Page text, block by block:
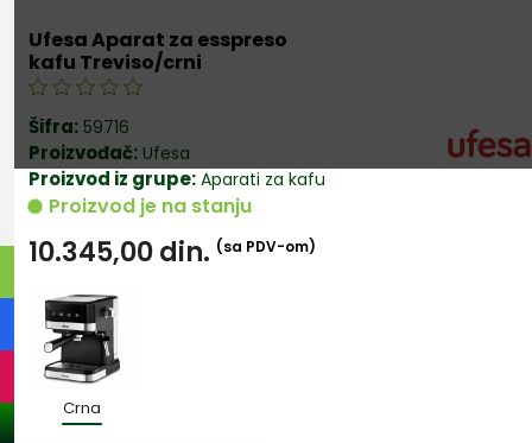
Ufesa Aparat za esspreso
kafu Treviso/crni
Šifra: 59716
Proizvođač: Ufesa
Proizvod iz grupe: Aparati za kafu
Proizvod je na stanju
10.345,00din. (sa PDV-om)
Crna